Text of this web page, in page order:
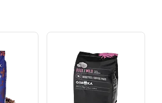
Friele pentru Senseo
pentru Senseo
Kaffekapslen pentru Senseo®